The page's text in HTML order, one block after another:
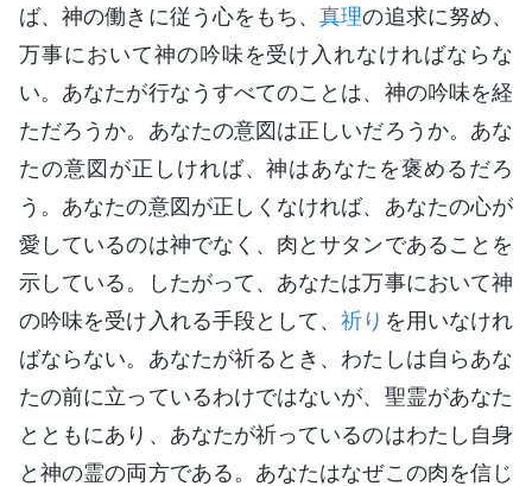
ば、神の働きに従う心をもち、真理の追求に努め、
万事において神の吟味を受け入れなければならな
い。あなたが行なうすべてのことは、神の吟味を経
ただろうか。あなたの意図は正しいだろうか。あな
たの意図が正しければ、神はあなたを褒めるだろ
う。あなたの意図が正しくなければ、あなたの心が
愛しているのは神でなく、肉とサタンであることを
示している。したがって、あなたは万事において神
の吟味を受け入れる手段として、祈り を用いなけれ
ばならない。あなたが祈るとき、わたしは自らあな
たの前に立っているわけではないが、聖霊があなた
とともにあり、あなたが祈っているのはわたし自身
と神の霊の両方である。あなたはなぜこの肉を信じ